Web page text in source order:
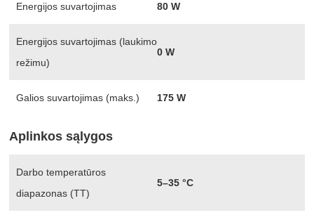
Energijos suvartojimas 80 W
Energijos suvartojimas (laukimo
režimu)
0 W
Galios suvartojimas (maks.) 175 W
Aplinkos sąlygos
Darbo temperatūros
diapazonas (TT)
5–35 °C